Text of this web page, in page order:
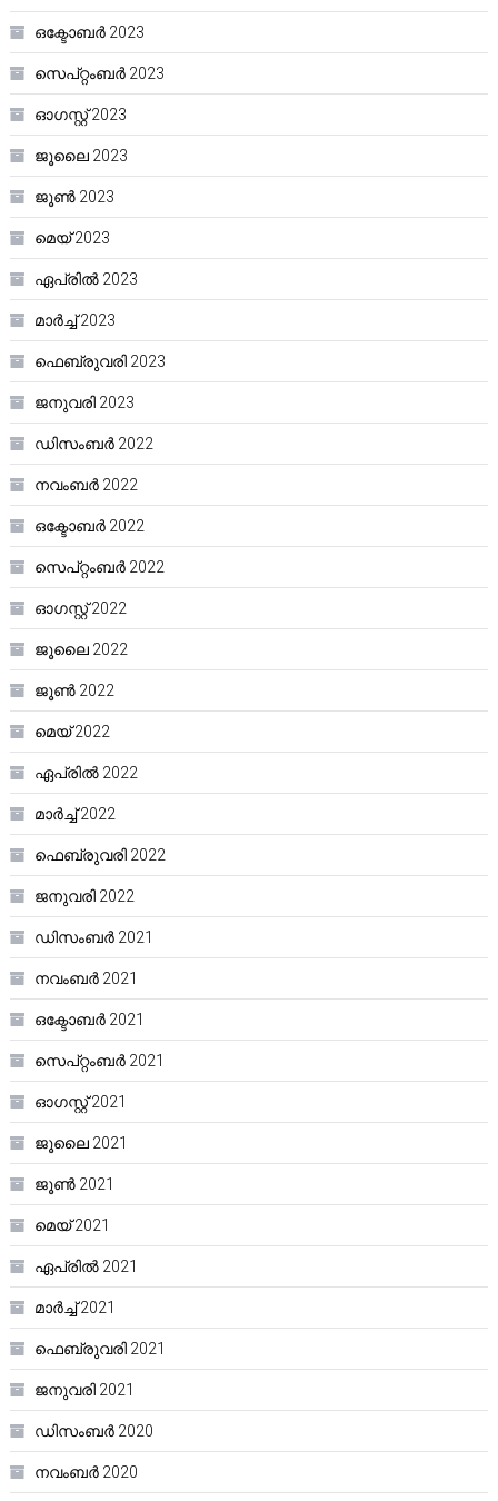
ഒക്ടോബർ 2023
സെപ്റ്റംബർ 2023
ഓഗസ്റ്റ്‌ 2023
ജൂലൈ 2023
ജൂൺ 2023
മെയ്‌ 2023
ഏപ്രിൽ 2023
മാർച്ച്‌ 2023
ഫെബ്രുവരി 2023
ജനുവരി 2023
ഡിസംബർ 2022
നവംബർ 2022
ഒക്ടോബർ 2022
സെപ്റ്റംബർ 2022
ഓഗസ്റ്റ്‌ 2022
ജൂലൈ 2022
ജൂൺ 2022
മെയ്‌ 2022
ഏപ്രിൽ 2022
മാർച്ച്‌ 2022
ഫെബ്രുവരി 2022
ജനുവരി 2022
ഡിസംബർ 2021
നവംബർ 2021
ഒക്ടോബർ 2021
സെപ്റ്റംബർ 2021
ഓഗസ്റ്റ്‌ 2021
ജൂലൈ 2021
ജൂൺ 2021
മെയ്‌ 2021
ഏപ്രിൽ 2021
മാർച്ച്‌ 2021
ഫെബ്രുവരി 2021
ജനുവരി 2021
ഡിസംബർ 2020
നവംബർ 2020